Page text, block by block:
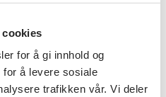
cookies
for å gi innhold og
for å levere sosiale
trafikken vår. Vi deler
2026 Seniordagar i